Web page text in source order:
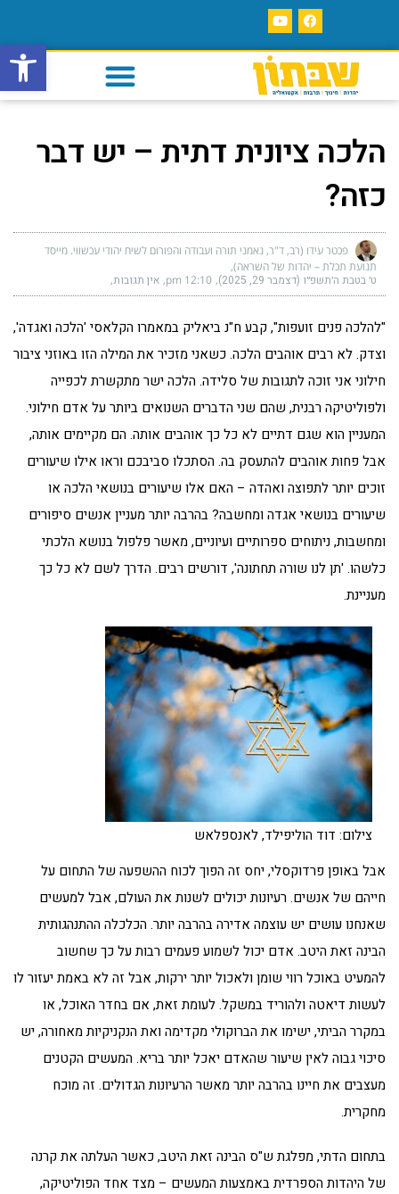
פתח
הלכה ציונית דתית – יש דבר
כזה?
פכטר עידו (רב, ד"ר, נאמני תורה ועבודה והפורום לשיח יהודי עכשווי. מייסד
תנועת תכלת – יהדות של השראה)
ט׳ בטבת ה׳תשפ״ו (דצמבר 29, 2025) 12:10 pm אין תגובות
"להלכה פנים זועפות", קבע ח"נ ביאליק במאמרו הקלאסי 'הלכה ואגדה',
וצדק. לא רבים אוהבים הלכה. כשאני מזכיר את המילה הזו באוזני ציבור
חילוני אני זוכה לתגובות של סלידה. הלכה ישר מתקשרת לכפייה
ולפוליטיקה רבנית, שהם שני הדברים השנואים ביותר על אדם חילוני.
המעניין הוא שגם דתיים לא כל כך אוהבים אותה. הם מקיימים אותה,
אבל פחות אוהבים להתעסק בה. הסתכלו סביבכם וראו אילו שיעורים
זוכים יותר לתפוצה ואהדה – האם אלו שיעורים בנושאי הלכה או
שיעורים בנושאי אגדה ומחשבה? בהרבה יותר מעניין אנשים סיפורים
ומחשבות, ניתוחים ספרותיים ועיוניים, מאשר פלפול בנושא הלכתי
כלשהו. 'תן לנו שורה תחתונה', דורשים רבים. הדרך לשם לא כל כך
מעניינת.
צילום: דוד הוליפילד, לאנספלאש
אבל באופן פרדוקסלי, יחס זה הפוך לכוח ההשפעה של התחום על
חייהם של אנשים. רעיונות יכולים לשנות את העולם, אבל למעשים
שאנחנו עושים יש עוצמה אדירה בהרבה יותר. הכלכלה ההתנהגותית
הבינה זאת היטב. אדם יכול לשמוע פעמים רבות על כך שחשוב
להמעיט באוכל רווי שומן ולאכול יותר ירקות, אבל זה לא באמת יעזור לו
לעשות דיאטה ולהוריד במשקל. לעומת זאת, אם בחדר האוכל, או
במקרר הביתי, ישימו את הברוקולי מקדימה ואת הנקניקיות מאחורה, יש
סיכוי גבוה לאין שיעור שהאדם יאכל יותר בריא. המעשים הקטנים
מעצבים את חיינו בהרבה יותר מאשר הרעיונות הגדולים. זה מוכח
מחקרית.
בתחום הדתי, מפלגת ש"ס הבינה זאת היטב, כאשר העלתה את קרנה
של היהדות הספרדית באמצעות המעשים – מצד אחד הפוליטיקה,